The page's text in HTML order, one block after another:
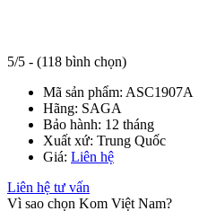
5/5 - (118 bình chọn)
Mã sản phẩm: ASC1907A
Hãng: SAGA
Bảo hành: 12 tháng
Xuất xứ: Trung Quốc
Giá: Liên hệ
Liên hệ tư vấn
Vì sao chọn Kom Việt Nam?